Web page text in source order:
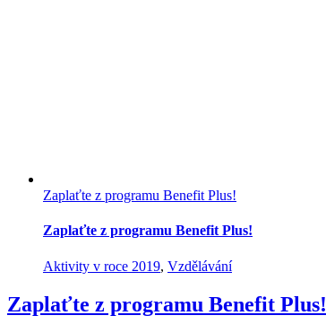
Zaplaťte z programu Benefit Plus!
Zaplaťte z programu Benefit Plus!
Aktivity v roce 2019, Vzdělávání
Zaplaťte z programu Benefit Plus!